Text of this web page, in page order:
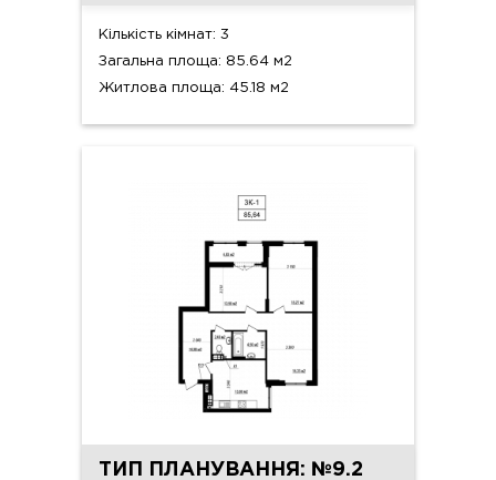
Кількість кімнат: 3
Загальна площа: 85.64 м2
Житлова площа: 45.18 м2
ТИП ПЛАНУВАННЯ: №9.2